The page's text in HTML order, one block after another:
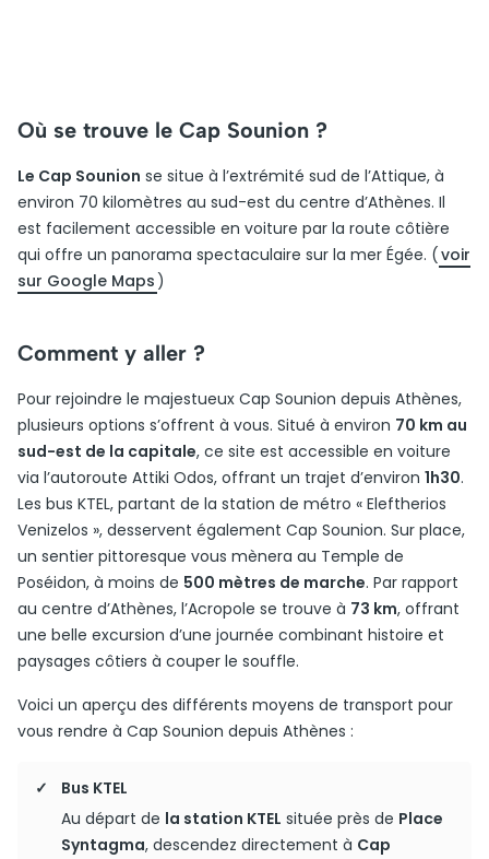
Où se trouve le Cap Sounion ?
Le Cap Sounion se situe à l’extrémité sud de l’Attique, à
environ 70 kilomètres au sud-est du centre d’Athènes. Il
est facilement accessible en voiture par la route côtière
qui offre un panorama spectaculaire sur la mer Égée. (voir
sur Google Maps )
Comment y aller ?
Pour rejoindre le majestueux Cap Sounion depuis Athènes,
plusieurs options s’offrent à vous. Situé à environ 70 km au
sud-est de la capitale, ce site est accessible en voiture
via l’autoroute Attiki Odos, offrant un trajet d’environ 1h30.
Les bus KTEL, partant de la station de métro « Eleftherios
Venizelos », desservent également Cap Sounion. Sur place,
un sentier pittoresque vous mènera au Temple de
Poséidon, à moins de 500 mètres de marche. Par rapport
au centre d’Athènes, l’Acropole se trouve à 73 km, offrant
une belle excursion d’une journée combinant histoire et
paysages côtiers à couper le souffle.
Voici un aperçu des différents moyens de transport pour
vous rendre à Cap Sounion depuis Athènes :
Bus KTEL
Au départ de la station KTEL située près de Place
Syntagma, descendez directement à Cap